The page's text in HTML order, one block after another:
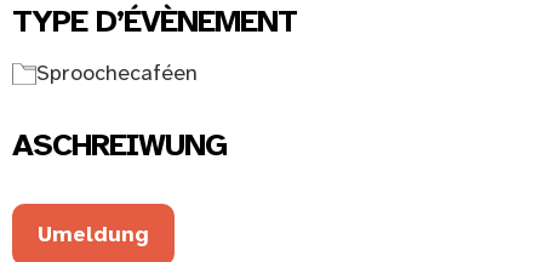
TYPE D’ÉVÈNEMENT
Sproochecaféen
ASCHREIWUNG
Umeldung